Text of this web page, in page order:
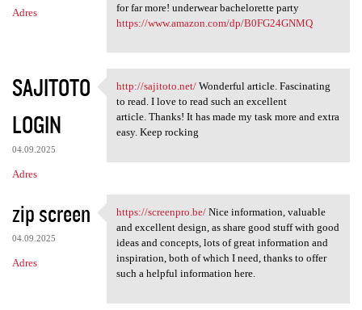
Adres
for far more! underwear bachelorette party
https://www.amazon.com/dp/B0FG24GNMQ
SAJITOTO
LOGIN
04.09.2025
Adres
http://sajitoto.net/
http://sajitoto.net/Wonderful article. Fascinating
to read. I love to read such an excellent
article. Thanks! It has made my task more and extra
easy. Keep rocking
zip screen
04.09.2025
Adres
https://screenpro.be/ Nice
https://screenpro.be/Nice information, valuable
and excellent design, as share good stuff with good
ideas and concepts, lots of great information and
inspiration, both of which I need, thanks to offer
such a helpful information here.